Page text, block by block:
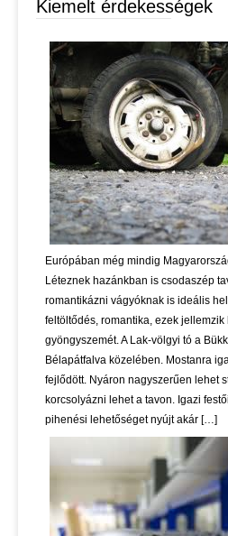
Kiemelt érdekességek
Európában még mindig
Léteznek hazánkban is csodaszép
romantikázni vágyóknak is ideális
feltöltődés, romantika, ezek
gyöngyszemét. A Lak-völgyi tó a
Bélapátfalva közelében. Mostanra
fejlődött. Nyáron nagyszerűen lehet
korcsolyázni lehet a tavon. Igazi
pihenési lehetőséget nyújt akár […]